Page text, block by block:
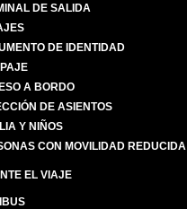
DE SALIDA
DE IDENTIDAD
A BORDO
DE ASIENTOS
Y NIÑOS
CON MOVILIDAD REDUCIDA
EL VIAJE